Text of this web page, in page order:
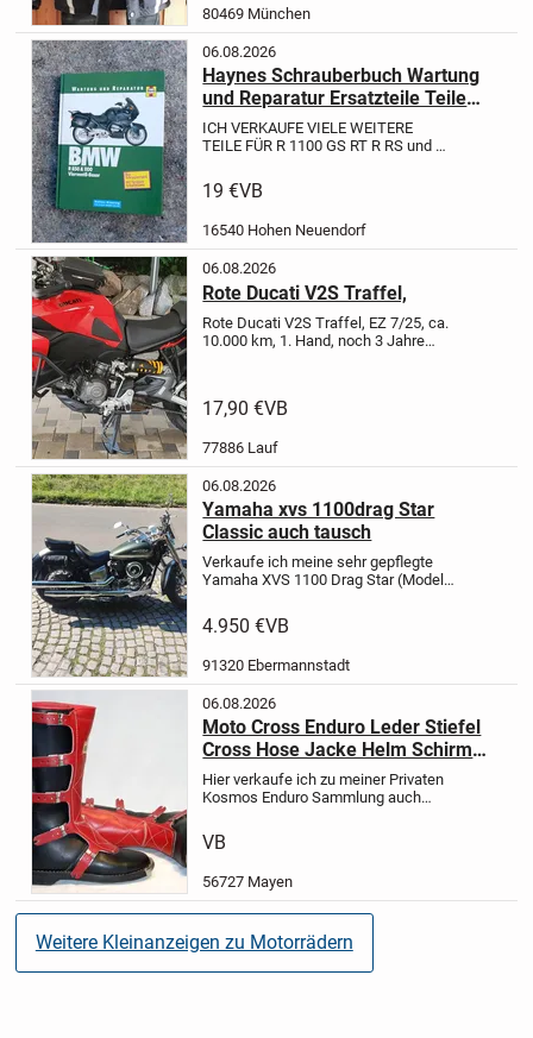
Ellbogen, Rücken &...
80469 München
06.08.2026
Haynes Schrauberbuch Wartung
und Reparatur Ersatzteile Teile
BMW R 1100 1150 RT R GS RS S
ICH VERKAUFE VIELE WEITERE
TEILE FÜR R 1100 GS RT R RS und R
ABS-Gerät, HAG, Bremssättel,
Zündschloss, Tankschloss.... Bei
wird...
19 €VB
16540 Hohen Neuendorf
06.08.2026
Rote Ducati V2S Traffel,
Rote Ducati V2S Traffel, EZ 7/25, ca.
10.000 km, 1. Hand, noch 3 Jahre
17,90 €VB
77886 Lauf
06.08.2026
Yamaha xvs 1100drag Star
Classic auch tausch
Verkaufe ich meine sehr gepflegte
Yamaha XVS 1100 Drag Star (Modell
Kardanantrieb .Das Motorrad besitzt
die edle 2-Farben-Lackierung in
4.950 €VB
91320 Ebermannstadt
06.08.2026
Moto Cross Enduro Leder Stiefel
Cross Hose Jacke Helm Schirm
Handschuhe Nierenschutz Meine
Private Sammlung
Hier verkaufe ich zu meiner Privaten
Kosmos Enduro Sammlung auch
Bekleidung haltbare strabazierfähige
echt Leder Cross Enduro Stiefel
VB
56727 Mayen
Weitere Kleinanzeigen zu Motorrädern